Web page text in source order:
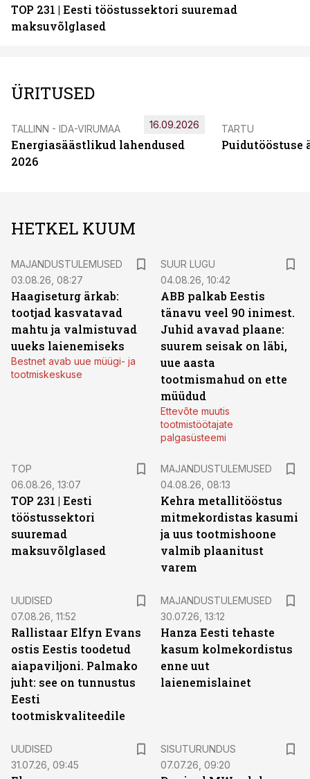
TOP 231 | Eesti tööstussektori suuremad
maksuvõlglased
ÜRITUSED
TALLINN - IDA-VIRUMAA
Energiasäästlikud lahendused
2026
16.09.2026 TARTU
Puidutööstuse
HETKEL KUUM
MAJANDUSTULEMUSED
03.08.26, 08:27
Haagiseturg ärkab:
tootjad kasvatavad
mahtu ja valmistuvad
uueks laienemiseks
Bestnet avab uue müügi- ja
tootmiskeskuse
SUUR LUGU
04.08.26, 10:42
ABB palkab Eestis
tänavu veel 90 inimest.
Juhid avavad plaane:
suurem seisak on läbi,
uue aasta
tootmismahud on ette
müüdud
Ettevõte muutis
tootmistöötajate
palgasüsteemi
TOP
06.08.26, 13:07
TOP 231 | Eesti
tööstussektori
suuremad
maksuvõlglased
MAJANDUSTULEMUSED
04.08.26, 08:13
Kehra metallitööstus
mitmekordistas kasumi
ja uus tootmishoone
valmib plaanitust
varem
UUDISED
07.08.26, 11:52
Rallistaar Elfyn Evans
ostis Eestis toodetud
aiapaviljoni. Palmako
juht: see on tunnustus
Eesti
tootmiskvaliteedile
MAJANDUSTULEMUSED
30.07.26, 13:12
Hanza Eesti tehaste
kasum kolmekordistus
enne uut
laienemislainet
UUDISED
31.07.26, 09:45
SISUTURUNDUS
07.07.26, 09:20